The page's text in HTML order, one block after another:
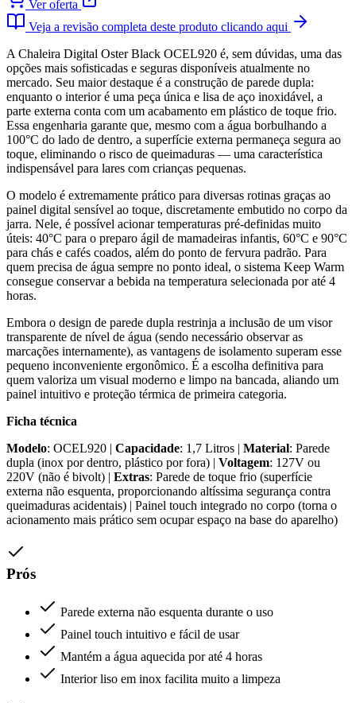
Ver oferta
Veja a revisão completa deste produto clicando aqui
A Chaleira Digital Oster Black OCEL920 é, sem dúvidas, uma das
opções mais sofisticadas e seguras disponíveis atualmente no
mercado. Seu maior destaque é a construção de parede dupla:
enquanto o interior é uma peça única e lisa de aço inoxidável, a
parte externa conta com um acabamento em plástico de toque frio.
Essa engenharia garante que, mesmo com a água borbulhando a
100°C do lado de dentro, a superfície externa permaneça segura ao
toque, eliminando o risco de queimaduras — uma característica
indispensável para lares com crianças pequenas.
O modelo é extremamente prático para diversas rotinas graças ao
painel digital sensível ao toque, discretamente embutido no corpo da
jarra. Nele, é possível acionar temperaturas pré-definidas muito
úteis: 40°C para o preparo ágil de mamadeiras infantis, 60°C e 90°C
para chás e cafés coados, além do ponto de fervura padrão. Para
quem precisa de água sempre no ponto ideal, o sistema Keep Warm
consegue conservar a bebida na temperatura selecionada por até 4
horas.
Embora o design de parede dupla restrinja a inclusão de um visor
transparente de nível de água (sendo necessário observar as
marcações internamente), as vantagens de isolamento superam esse
pequeno inconveniente ergonômico. É a escolha definitiva para
quem valoriza um visual moderno e limpo na bancada, aliando um
painel intuitivo e proteção térmica de primeira categoria.
Ficha técnica
Modelo: OCEL920 | Capacidade: 1,7 Litros | Material: Parede
dupla (inox por dentro, plástico por fora) | Voltagem: 127V ou
220V (não é bivolt) | Extras: Parede de toque frio (superfície
externa não esquenta, proporcionando altíssima segurança contra
queimaduras acidentais) | Painel touch integrado no corpo (torna o
acionamento mais prático sem ocupar espaço na base do aparelho)
Prós
Parede externa não esquenta durante o uso
Painel touch intuitivo e fácil de usar
Mantém a água aquecida por até 4 horas
Interior liso em inox facilita muito a limpeza